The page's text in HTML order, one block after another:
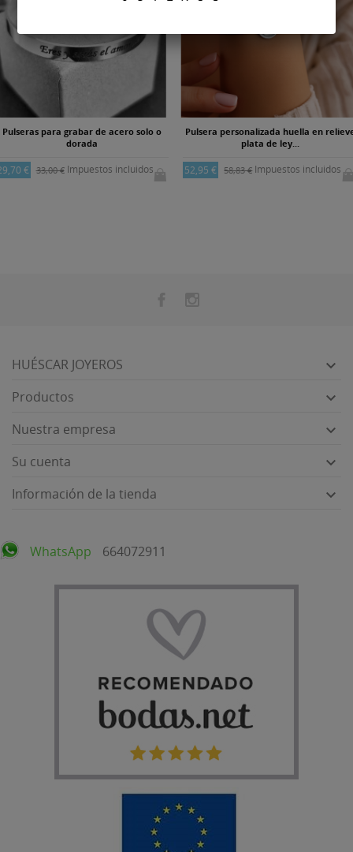
Pulseras para grabar de acero solo o
dorada
€ 33,00 €Impuestos incluidos
Pulsera personalizada huella en
plata de ley...
52,95 € 58,83 € Impuestos incluidos
HUÉSCAR JOYEROS 
Productos 
Nuestra empresa 
Su cuenta 
Información de la tienda 
WhatsApp 664072911